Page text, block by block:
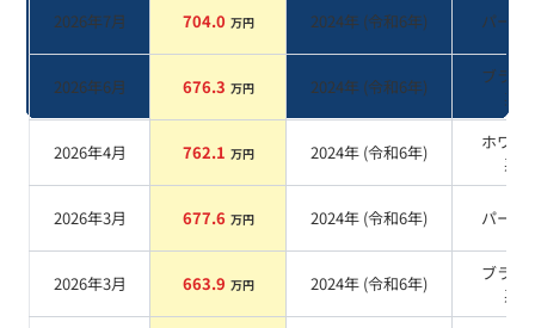
2026年7月 704.0 万円 2024年 (令和6年) パール
2026年6月 676.3 万円 2024年 (令和6年)
ブラッ
系
2026年4月 762.1 万円 2024年 (令和6年)
ホワイ
系
2026年3月 677.6 万円 2024年 (令和6年) パール
2026年3月 663.9 万円 2024年 (令和6年)
ブラッ
系